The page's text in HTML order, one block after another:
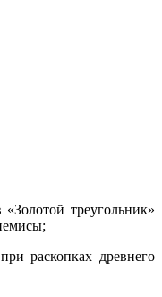
треугольник»
раскопках древнего